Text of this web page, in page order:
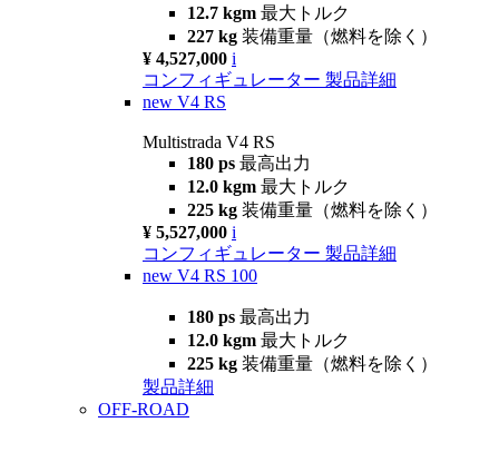
12.7 kgm 最大トルク
227 kg 装備重量（燃料を除く）
¥ 4,527,000 i
コンフィギュレーター 製品詳細
new V4 RS
Multistrada V4 RS
180 ps 最高出力
12.0 kgm 最大トルク
225 kg 装備重量（燃料を除く）
¥ 5,527,000 i
コンフィギュレーター 製品詳細
new V4 RS 100
180 ps 最高出力
12.0 kgm 最大トルク
225 kg 装備重量（燃料を除く）
製品詳細
OFF-ROAD